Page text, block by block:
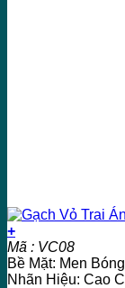
+
Mã : VC08
Bề Mặt: Men Bóng
Nhãn Hiệu: Cao